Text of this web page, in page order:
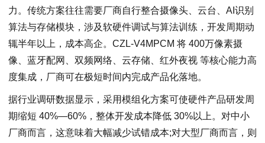
力。传统方案往往需要厂商自行整合摄像头、云台、AI识别
算法与存储模块，涉及软硬件调试与算法训练，开发周期动
辄半年以上，成本高企。CZL-V4MPCM 将 400万像素摄
像、蓝牙配网、双频网络、云存储、红外夜视 等核心能力高
度集成，厂商可在极短时间内完成产品化落地。
据行业调研数据显示，采用模组化方案可使硬件产品研发周
期缩短 40%—60%，整体开发成本降低 30%以上。对中小
厂商而言，这意味着大幅减少试错成本;对大型厂商而言，则